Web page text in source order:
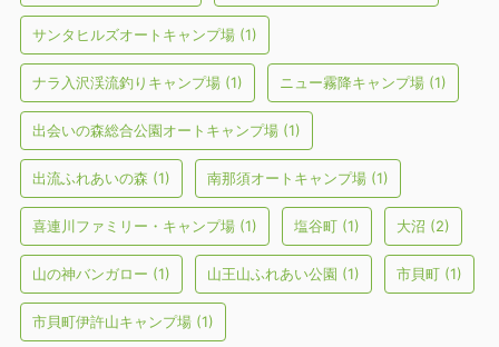
サンタヒルズオートキャンプ場 (1)
ナラ入沢渓流釣りキャンプ場 (1) ニュー霧降キャンプ場 (1)
出会いの森総合公園オートキャンプ場 (1)
出流ふれあいの森 (1) 南那須オートキャンプ場 (1)
喜連川ファミリー・キャンプ場 (1) 塩谷町 (1) 大沼 (2)
山の神バンガロー (1) 山王山ふれあい公園 (1) 市貝町 (1)
市貝町伊許山キャンプ場 (1)